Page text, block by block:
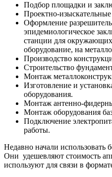
Подбор площадки и
Проектно-
Оформление
эпидемиологическое
станции для
оборудование, на
Производство
Строительство
Монтаж
Изготовление и
оборудования.
Монтаж антенно-
Монтаж оборудования
Подключение
работы.
Недавно начали использовать
Они удешевляют стоимость
используют для связи в